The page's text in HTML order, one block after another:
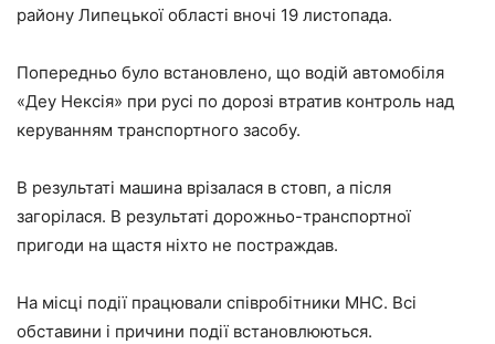
району Липецької області вночі 19 листопада.
Попередньо було встановлено, що водій автомобіля
«Деу Нексія» при русі по дорозі втратив контроль над
керуванням транспортного засобу.
В результаті машина врізалася в стовп, а після
загорілася. В результаті дорожньо-транспортної
пригоди на щастя ніхто не постраждав.
На місці події працювали співробітники МНС. Всі
обставини і причини події встановлюються.